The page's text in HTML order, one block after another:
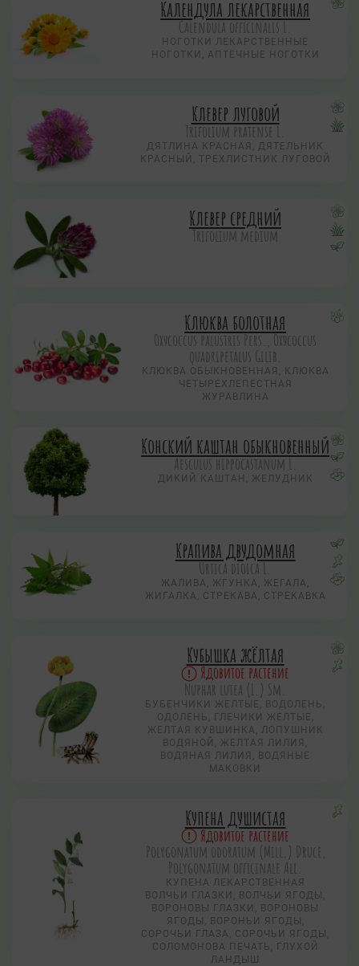
Календула лекарственная
Calendula officinalis L.
НОГОТКИ ЛЕКАРСТВЕННЫЕ
НОГОТКИ, АПТЕЧНЫЕ НОГОТКИ
Клевер луговой
Trifolium pratense L.
ДЯТЛИНА КРАСНАЯ, ДЯТЕЛЬНИК
КРАСНЫЙ, ТРЕХЛИСТНИК ЛУГОВОЙ
Клевер средний
Trifolium medium
Клюква болотная
Охусоccus palustris Pers., Охусоccus
quadripetalus Gilib.
КЛЮКВА ОБЫКНОВЕННАЯ, КЛЮКВА
ЧЕТЫРЕХЛЕПЕСТНАЯ
ЖУРАВЛИНА
Конский каштан обыкновенный
Aesculus hippocastanum L.
ДИКИЙ КАШТАН, ЖЕЛУДНИК
Крапива двудомная
Urtica dioica L.
ЖАЛИВА, ЖГУНКА, ЖЕГАЛА,
ЖИГАЛКА, СТРЕКАВА, СТРЕКАВКА
Кубышка жёлтая
Ядовитое растение
Nuphar lutea (L.) Sm.
БУБЕНЧИКИ ЖЕЛТЫЕ, ВОДОЛЕНЬ,
ОДОЛЕНЬ, ГЛЕЧИКИ ЖЕЛТЫЕ,
ЖЕЛТАЯ КУВШИНКА, ЛОПУШНИК
ВОДЯНОЙ, ЖЕЛТАЯ ЛИЛИЯ,
ВОДЯНАЯ ЛИЛИЯ, ВОДЯНЫЕ
МАКОВКИ
Купена душистая
Ядовитое растение
Polygonatum odoratum (Mill.) Druce,
Polygonatum officinale All.
КУПЕНА ЛЕКАРСТВЕННАЯ
ВОЛЧЬИ ГЛАЗКИ, ВОЛЧЬИ ЯГОДЫ,
ВОРОНОВЫ ГЛАЗКИ, ВОРОНОВЫ
ЯГОДЫ, ВОРОНЬИ ЯГОДЫ,
СОРОЧЬИ ГЛАЗА, СОРОЧЬИ ЯГОДЫ,
СОЛОМОНОВА ПЕЧАТЬ, ГЛУХОЙ
ЛАНДЫШ